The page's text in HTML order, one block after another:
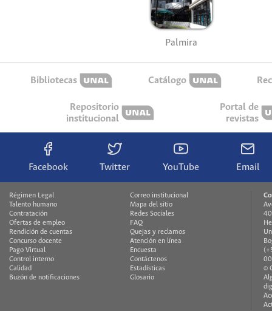
Palmira
Bibliotecas Catálogo
Repositorio
institucional
Portal de
revistas
Facebook Twitter YouTube Email
Régimen Legal
Talento humano
Contratación
Ofertas de empleo
Rendición de cuentas
Concurso docente
Pago Virtual
Control interno
Calidad
Buzón de notificaciones
Correo institucional
Mapa del sitio
Redes Sociales
FAQ
Quejas y reclamos
Atención en línea
Encuesta
Contáctenos
Estadísticas
Glosario
©